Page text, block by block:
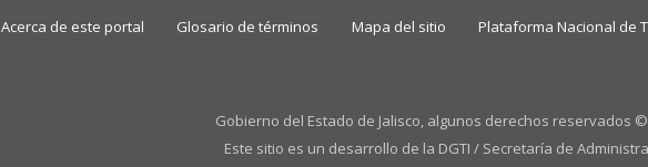
Acerca de este portal Glosario de términos Mapa del sitio Plataforma Nacional de
Gobierno del Estado de Jalisco, algunos derechos reservados ©
Este sitio es un desarrollo de la DGTI / Secretaría de